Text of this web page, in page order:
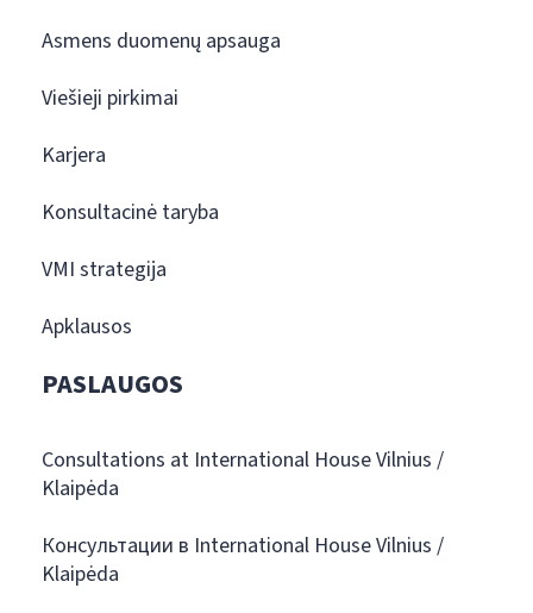
Asmens duomenų apsauga
Viešieji pirkimai
Karjera
Konsultacinė taryba
VMI strategija
Apklausos
PASLAUGOS
Consultations at International House Vilnius /
Klaipėda
Консультации в International House Vilnius /
Klaipėda